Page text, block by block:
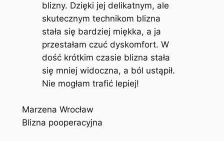
blizny. Dzięki jej delikatnym, ale
skutecznym technikom blizna
stała się bardziej miękka, a ja
przestałam czuć dyskomfort. W
dość krótkim czasie blizna stała
się mniej widoczna, a ból ustąpił.
Nie mogłam trafić lepiej!
Marzena Wrocław
Blizna pooperacyjna